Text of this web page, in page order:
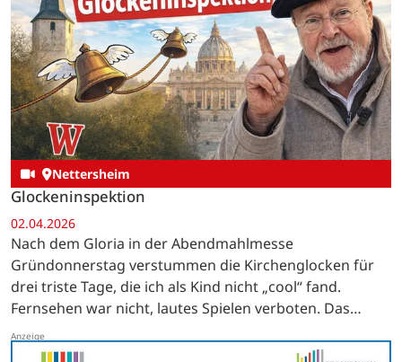
Nettersheim
Glockeninspektion
02.04.2026
Nach dem Gloria in der Abendmahlmesse
Gründonnerstag verstummen die Kirchenglocken für
drei triste Tage, die ich als Kind nicht „cool“ fand.
Fernsehen war nicht, lautes Spielen verboten. Das
Essen war eintönig, Karfreitag gabs Hering und
Kartoffeln, Karsamstag…